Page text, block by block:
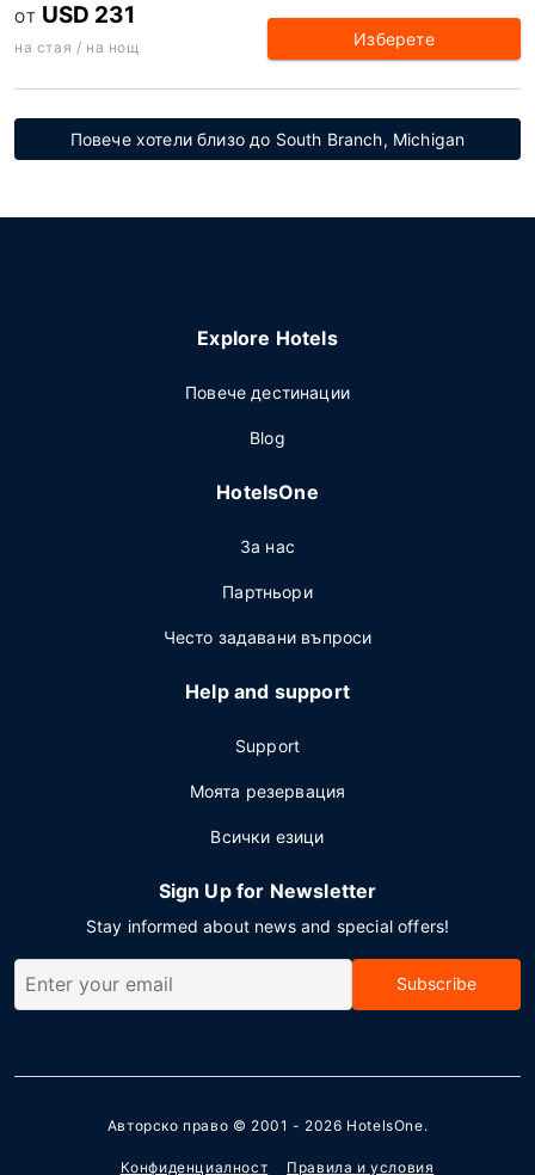
ОТ USD 231
на стая / на нощ Изберете
Повече хотели близо до South Branch, Michigan
Explore Hotels
Повече дестинации
Blog
HotelsOne
За нас
Партньори
Често задавани въпроси
Help and support
Support
Моята резервация
Всички езици
Sign Up for Newsletter
Stay informed about news and special offers!
Subscribe
Авторско право © 2001 - 2026 HotelsOne.
Конфиденциалност Правила и условия